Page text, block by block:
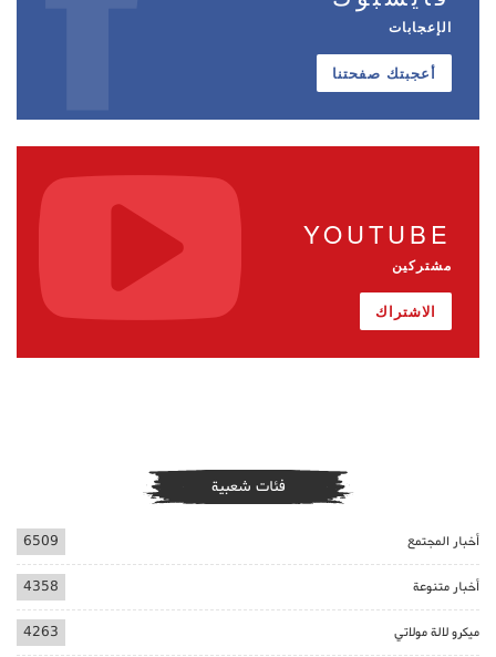
الإعجابات
أعجبتك صفحتنا
YOUTUBE
مشتركين
الاشتراك
فئات شعبية
أخبار المجتمع 6509
أخبار متنوعة 4358
ميكرو لالة مولاتي 4263